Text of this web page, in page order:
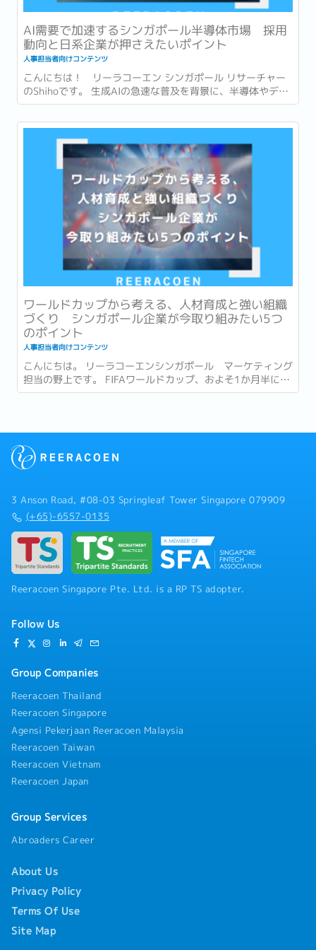
AI需要で加速するシンガポール半導体市場 採用
動向と日系企業が押さえたいポイント
人事担当者向けコンテンツ
こんにちは！ リーラコーエン シンガポール リサーチャー
のShihoです。 生成AIの急速な普及を背景に、半導体やデー
タセンターへの投資も世界各地で急速に拡大しています。...
ワールドカップから考える、人材育成と強い組織
づくり シンガポール企業が今取り組みたい5つ
のポイント
人事担当者向けコンテンツ
こんにちは。 リーラコーエンシンガポール マーケティング
担当の野上です。 FIFAワールドカップ、およそ1か月半にわ
たる大会がついに終幕しましたね。...
3 Anson Road, #08-03 Springleaf Tower Singapore 079909
(+65)-6557-0135
Reeracoen Singapore Pte. Ltd. is a RP TS adopter.
Follow Us
Group Companies
Reeracoen Thailand
Reeracoen Singapore
Agensi Pekerjaan Reeracoen Malaysia
Reeracoen Taiwan
Reeracoen Vietnam
Reeracoen Japan
Group Services
Abroaders Career
About Us
Privacy Policy
Terms Of Use
Site Map